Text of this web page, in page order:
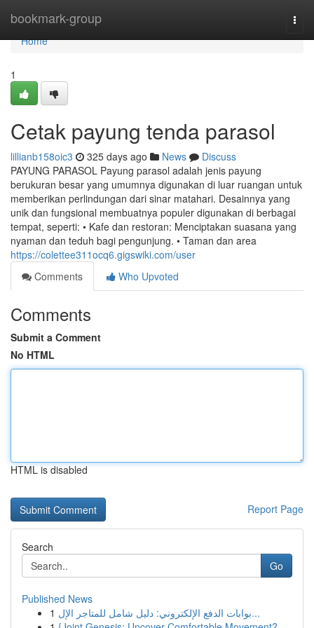
bookmark-group
Home
Home
1
Cetak payung tenda parasol
lillianb158oic3 325 days ago News
Discuss
PAYUNG PARASOL Payung parasol adalah jenis payung
berukuran besar yang umumnya digunakan di luar ruangan untuk
memberikan perlindungan dari sinar matahari. Desainnya yang
unik dan fungsional membuatnya populer digunakan di berbagai
tempat, seperti: • Kafe dan restoran: Menciptakan suasana yang
nyaman dan teduh bagi pengunjung. • Taman dan area
https://colettee311ocq6.gigswiki.com/user
Comments
Who Upvoted
Comments
Submit a Comment
No HTML
HTML is disabled
Report Page
Search
Go
Published News
1
بوابات الدفع الإلكتروني: دليل شامل للمتاجر الإل...